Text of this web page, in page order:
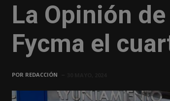
La Opinión
Fycma el
POR REDACCIÓN